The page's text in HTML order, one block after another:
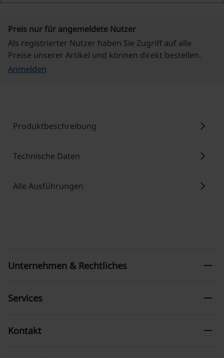
Preis nur für angemeldete Nutzer
Als registrierter Nutzer haben Sie Zugriff auf alle
Preise unserer Artikel und können direkt bestellen.
Anmelden
Produktbeschreibung chevron_right
Technische Daten chevron_right
Alle Ausführungen chevron_right
Unternehmen & Rechtliches remove
Services remove
Kontakt remove